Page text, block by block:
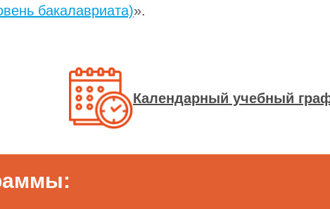
бакалавриата)».
Календарный учебный